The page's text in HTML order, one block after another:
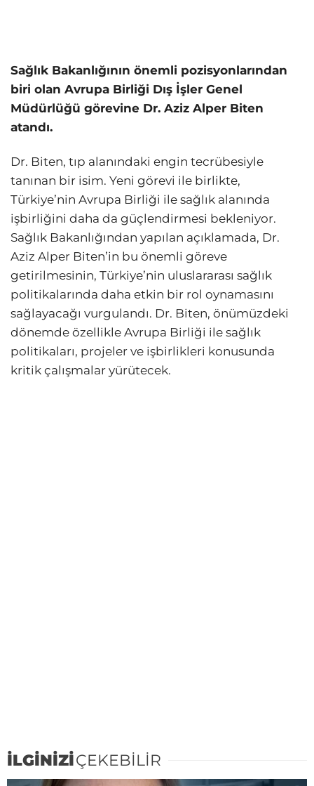
Sağlık Bakanlığının önemli pozisyonlarından
biri olan Avrupa Birliği Dış İşler Genel
Müdürlüğü görevine Dr. Aziz Alper Biten
atandı.
Dr. Biten, tıp alanındaki engin tecrübesiyle
tanınan bir isim. Yeni görevi ile birlikte,
Türkiye’nin Avrupa Birliği ile sağlık alanında
işbirliğini daha da güçlendirmesi bekleniyor.
Sağlık Bakanlığından yapılan açıklamada, Dr.
Aziz Alper Biten’in bu önemli göreve
getirilmesinin, Türkiye’nin uluslararası sağlık
politikalarında daha etkin bir rol oynamasını
sağlayacağı vurgulandı. Dr. Biten, önümüzdeki
dönemde özellikle Avrupa Birliği ile sağlık
politikaları, projeler ve işbirlikleri konusunda
kritik çalışmalar yürütecek.
İLGİNİZİÇEKEBİLİR